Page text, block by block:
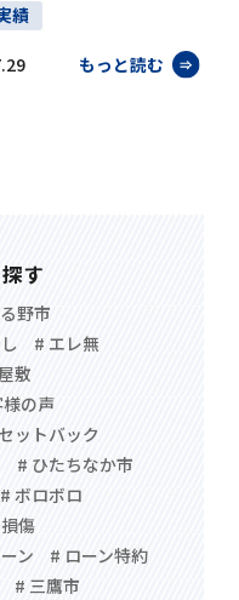
績
もっと読む
す
野市
# エレ無
敷
の声
ットバック
# ひたちなか市
# ボロボロ
傷
ン
# ローン特約
# 三鷹市